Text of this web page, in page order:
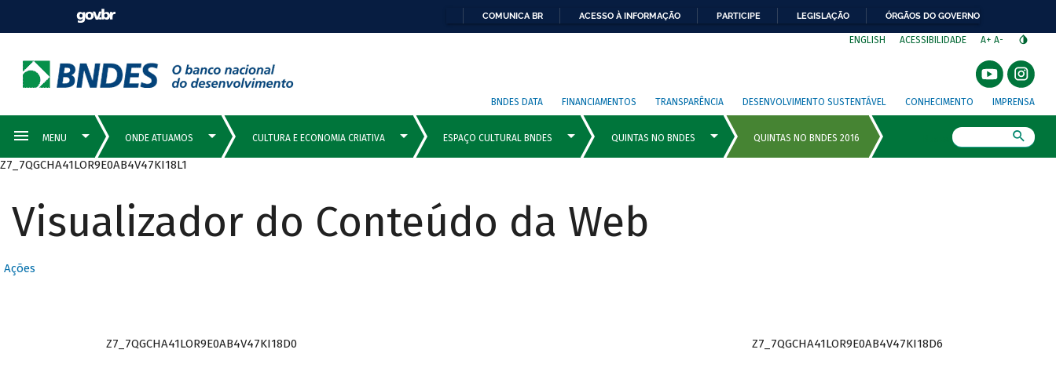
COMUNICA BR ACESSO À INFORMAÇÃO PARTICIPE LEGISLAÇÃO ÓRGÃOS DO GOVERNO
ENGLISH ACESSIBILIDADE A+ A-
BNDES DATA FINANCIAMENTOS TRANSPARÊNCIA DESENVOLVIMENTO SUSTENTÁVEL CONHECIMENTO IMPRENSA
Z7_7QGCHA41LOR9E0AB4V47KI18L1
Visualizador do Conteúdo da Web
Ações
Z7_7QGCHA41LOR9E0AB4V47KI18D0 Z7_7QGCHA41LOR9E0AB4V47KI18D6